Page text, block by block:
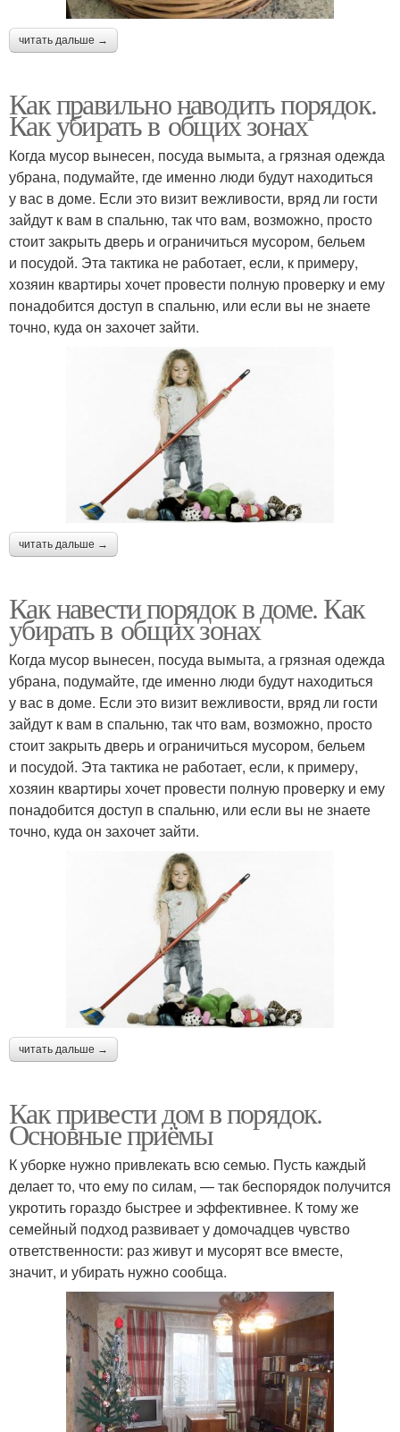
читать дальше →
Как правильно наводить порядок.
Как убирать в общих зонах
Когда мусор вынесен, посуда вымыта, а грязная одежда
убрана, подумайте, где именно люди будут находиться
у вас в доме. Если это визит вежливости, вряд ли гости
зайдут к вам в спальню, так что вам, возможно, просто
стоит закрыть дверь и ограничиться мусором, бельем
и посудой. Эта тактика не работает, если, к примеру,
хозяин квартиры хочет провести полную проверку и ему
понадобится доступ в спальню, или если вы не знаете
точно, куда он захочет зайти.
читать дальше →
Как навести порядок в доме. Как
убирать в общих зонах
Когда мусор вынесен, посуда вымыта, а грязная одежда
убрана, подумайте, где именно люди будут находиться
у вас в доме. Если это визит вежливости, вряд ли гости
зайдут к вам в спальню, так что вам, возможно, просто
стоит закрыть дверь и ограничиться мусором, бельем
и посудой. Эта тактика не работает, если, к примеру,
хозяин квартиры хочет провести полную проверку и ему
понадобится доступ в спальню, или если вы не знаете
точно, куда он захочет зайти.
читать дальше →
Как привести дом в порядок.
Основные приёмы
К уборке нужно привлекать всю семью. Пусть каждый
делает то, что ему по силам, — так беспорядок получится
укротить гораздо быстрее и эффективнее. К тому же
семейный подход развивает у домочадцев чувство
ответственности: раз живут и мусорят все вместе,
значит, и убирать нужно сообща.